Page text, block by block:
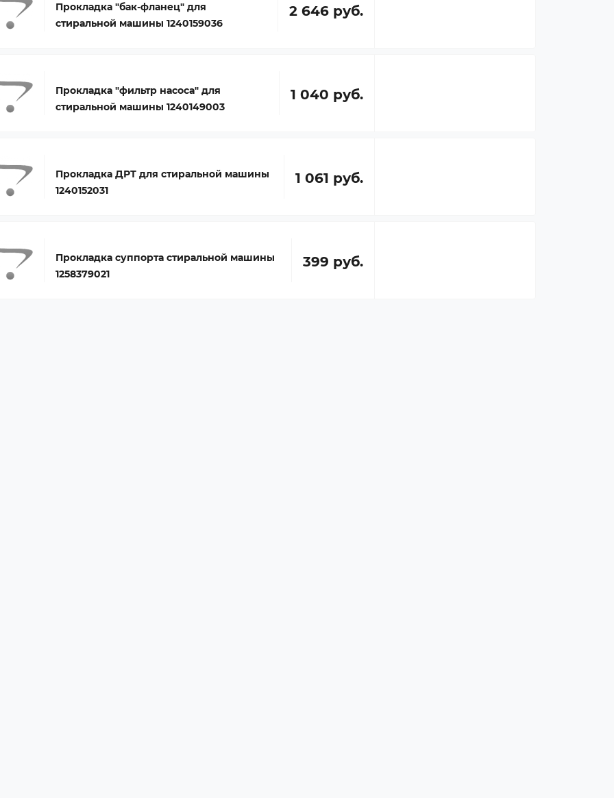
Прокладка "бак-фланец" для
стиральной машины 1240159036
2 646 руб.
Прокладка "фильтр насоса" для
стиральной машины 1240149003
1 040 руб.
Прокладка ДРТ для стиральной машины
1240152031
1 061 руб.
Прокладка суппорта стиральной машины
1258379021
399 руб.